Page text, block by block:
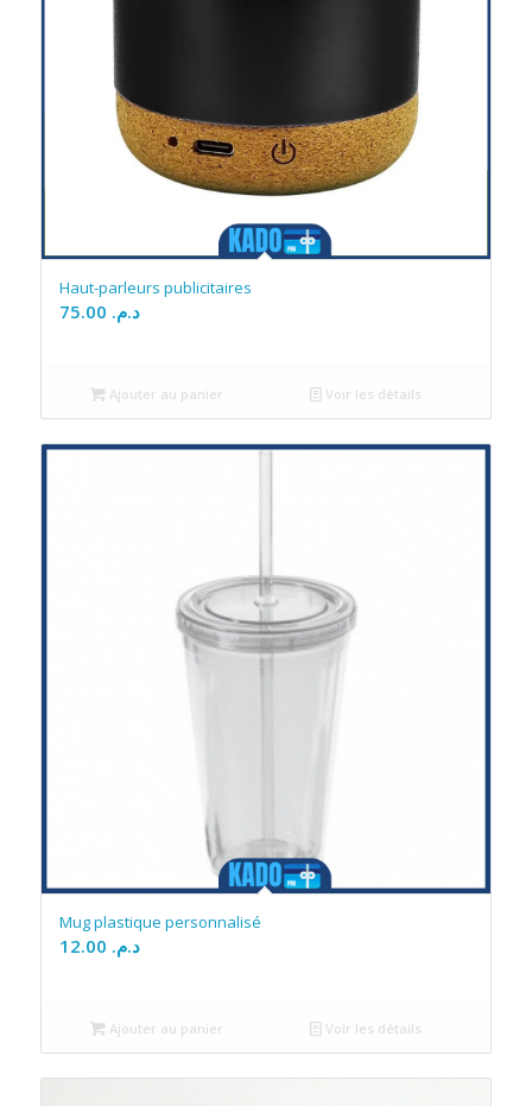
Haut-parleurs publicitaires
د.م.
Ajouter au panier Voir les détails
Mug plastique personnalisé
د.م.
Ajouter au panier Voir les détails